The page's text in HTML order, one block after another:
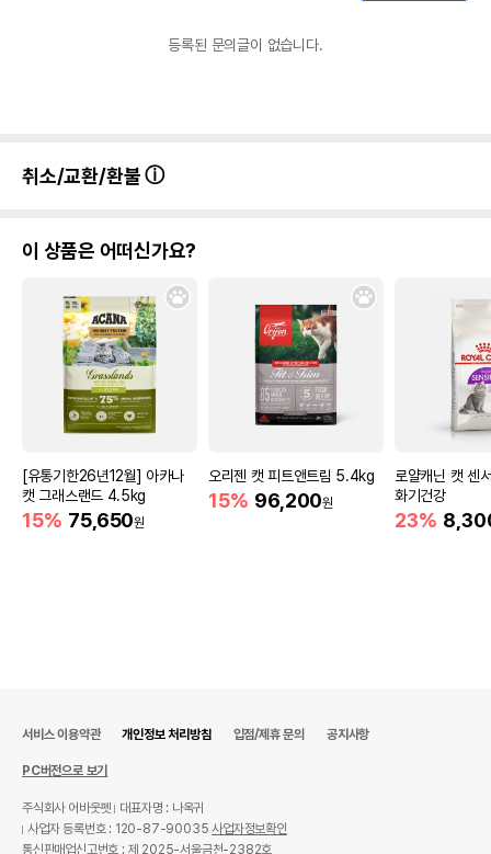
등록된 문의글이 없습니다.
취소/교환/환불
이 상품은 어떠신가요?
[유통기한26년12월] 아카나
캣 그래스랜드 4.5kg
15% 75,650원
오리젠 캣 피트앤트림 5.4kg
15% 96,200원
로얄캐닌 캣 센
화기건강
23%
서비스 이용약관 개인정보 처리방침 입점/제휴 문의 공지사항
PC버전으로 보기
주식회사 어바웃펫
대표자명 : 나옥귀
사업자 등록번호 : 120-87-90035사업자정보확인
통신판매업신고번호 : 제 2025-서울금천-2382호